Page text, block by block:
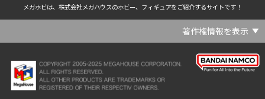
メガホビは、株式会社メガハウスのホビー、フィギュアをご紹介するサイトです！
著作権情報を表示